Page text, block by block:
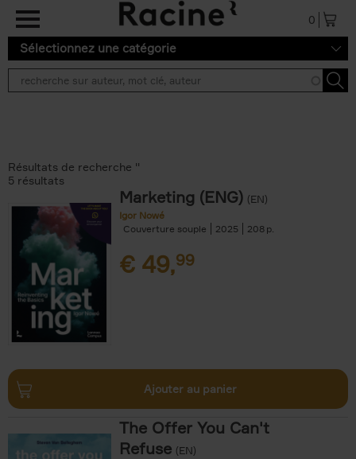
Aller au contenu principal
0
Sélectionnez une catégorie
Résultats de recherche ''
5 résultats
Marketing (ENG) (EN)
Igor Nowé
Couverture souple
2025 208
€ 49,99
Ajouter au panier
The Offer You Can't
Refuse (EN)